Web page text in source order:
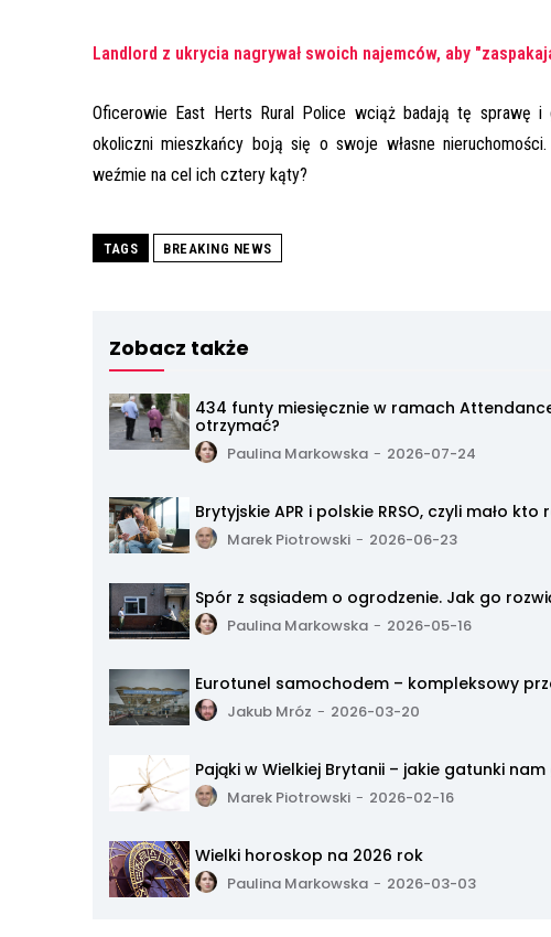
Landlord z ukrycia nagrywał swoich najemców, aby
Oficerowie East Herts Rural Police wciąż badają tę sprawę i
okoliczni mieszkańcy boją się o swoje własne
weźmie na cel ich cztery kąty?
TAGS BREAKING NEWS
Zobacz także
434 funty miesięcznie w ramach
otrzymać?
Paulina Markowska - 2026-07-24
Brytyjskie APR i polskie RRSO, czyli mało
Marek Piotrowski - 2026-06-23
Spór z sąsiadem o ogrodzenie. Jak go
Paulina Markowska - 2026-05-16
Eurotunel samochodem – kompleksowy
Jakub Mróz - 2026-03-20
Pająki w Wielkiej Brytanii – jakie gatunki
Marek Piotrowski - 2026-02-16
Wielki horoskop na 2026 rok
Paulina Markowska - 2026-03-03